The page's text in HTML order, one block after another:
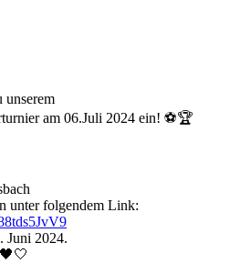
unserem
am 06.Juli 2024 ein! ⚽️🏆
unter folgendem Link:
Juni 2024.